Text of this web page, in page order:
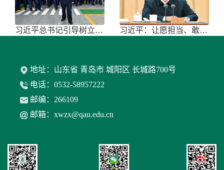
习近平总书记引导树立和践行正确政绩 习近平：让愿担当、敢担当、善担当蔚
地址：山东省 青岛市 城阳区 长城路700号
电话：0532-58957222
邮编：266109
邮箱：xwzx@qau.edu.cn